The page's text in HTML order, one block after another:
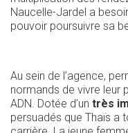
Naucelle-Jardel a
pouvoir poursuivre sa
Au sein de l’agence,
normands de vivre leur
ADN. Dotée d’un très
persuadés que Thaïs a